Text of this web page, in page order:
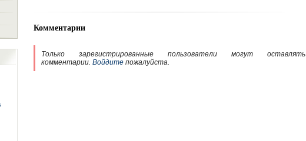
Комментарии
Только зарегистрированные пользователи могут оставлять
комментарии. Войдитепожалуйста.